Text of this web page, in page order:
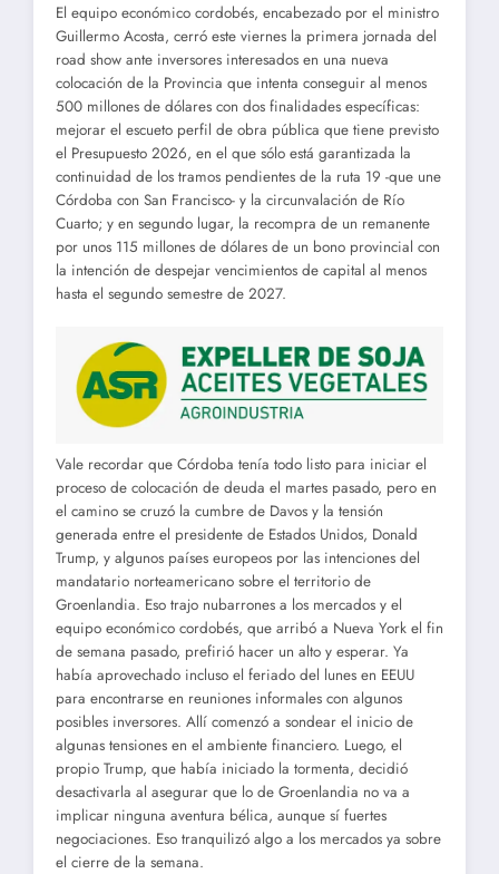
El equipo económico cordobés, encabezado por el ministro
Guillermo Acosta, cerró este viernes la primera jornada del
road show ante inversores interesados en una nueva
colocación de la Provincia que intenta conseguir al menos
500 millones de dólares con dos finalidades específicas:
mejorar el escueto perfil de obra pública que tiene previsto
el Presupuesto 2026, en el que sólo está garantizada la
continuidad de los tramos pendientes de la ruta 19 -que une
Córdoba con San Francisco- y la circunvalación de Río
Cuarto; y en segundo lugar, la recompra de un remanente
por unos 115 millones de dólares de un bono provincial con
la intención de despejar vencimientos de capital al menos
hasta el segundo semestre de 2027.
Vale recordar que Córdoba tenía todo listo para iniciar el
proceso de colocación de deuda el martes pasado, pero en
el camino se cruzó la cumbre de Davos y la tensión
generada entre el presidente de Estados Unidos, Donald
Trump, y algunos países europeos por las intenciones del
mandatario norteamericano sobre el territorio de
Groenlandia. Eso trajo nubarrones a los mercados y el
equipo económico cordobés, que arribó a Nueva York el fin
de semana pasado, prefirió hacer un alto y esperar. Ya
había aprovechado incluso el feriado del lunes en EEUU
para encontrarse en reuniones informales con algunos
posibles inversores. Allí comenzó a sondear el inicio de
algunas tensiones en el ambiente financiero. Luego, el
propio Trump, que había iniciado la tormenta, decidió
desactivarla al asegurar que lo de Groenlandia no va a
implicar ninguna aventura bélica, aunque sí fuertes
negociaciones. Eso tranquilizó algo a los mercados ya sobre
el cierre de la semana.